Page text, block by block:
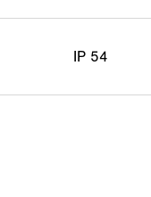
IP 54